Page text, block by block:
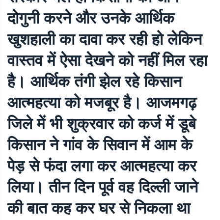
दोगुनी करने और उनके आर्थिक
खुशहाली का दावा कर रही हो लेकिन
वास्तव में ऐसा देखने को नहीं मिल रहा
है। आर्थिक तंगी झेल रहे किसान
आत्महत्या को मजबूर है। आजमगढ़
जिले में भी शुक्रवार को कर्ज में डूबे
किसान ने गांव के सिवान में आम के
पेड़ से फंदा लगा कर आत्महत्या कर
लिया। तीन दिन पूर्व वह दिल्ली जाने
की बात कह कर घर से निकला था